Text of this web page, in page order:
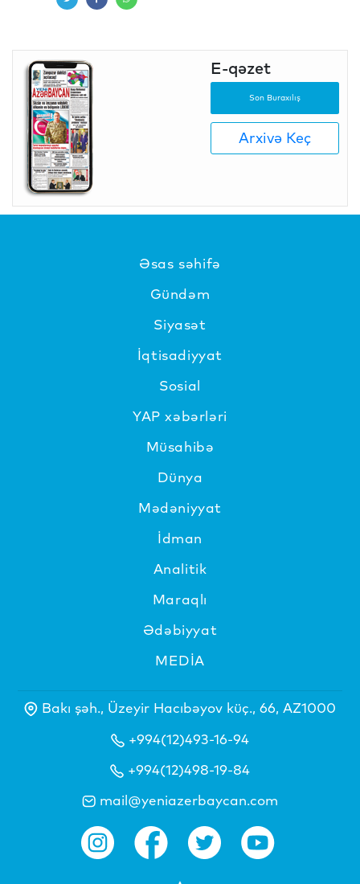
E-qəzet
Son Buraxılış
Arxivə Keç
Əsas səhifə
Gündəm
Siyasət
İqtisadiyyat
Sosial
YAP xəbərləri
Müsahibə
Dünya
Mədəniyyat
İdman
Analitik
Maraqlı
Ədəbiyyat
MEDİA
Bakı şəh., Üzeyir Hacıbəyov küç., 66, AZ1000
+994(12)493-16-94
+994(12)498-19-84
mail@yeniazerbaycan.com